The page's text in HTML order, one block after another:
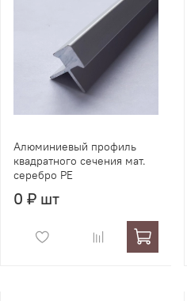
Алюминиевый профиль
квадратного сечения мат.
серебро PE
0 ₽ шт